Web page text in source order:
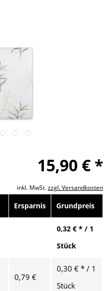
15,90 € *
inkl. MwSt.zzgl. Versandkosten
Ersparnis Grundpreis
0,32 € * / 1
Stück
0,79 €
0,30 € * / 1
Stück